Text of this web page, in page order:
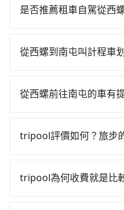
煩，且難叫計程車前往
設從雲林縣西螺鎮前往
坐19~23分鐘（平均21
後，抵達台中市南屯區
輛，計程車的密度為雙
是否推薦租車自駕從西
對的時間彈性，最重要
公里再額外加收$3.2，
40元路邊停車費用預估
的車款，如果人數超過
從西螺到南屯叫計程車
灣大車隊，如果在路邊
1,175~1,400元間。不
計程車司機不按錶計費
從西螺前往南屯的車有
繫好安全帶，如四歲以
選租用適合1~4歲的兒童
tripool評價如何？旅步
定及可靠的，大多數的
tripool為何收費就是比